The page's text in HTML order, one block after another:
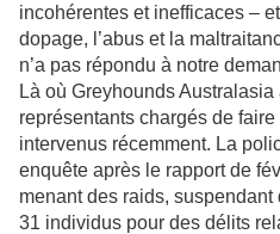
incohérentes et inefficaces –
dopage, l’abus et la
n’a pas répondu à notre
Là où Greyhounds
représentants chargés de
intervenus récemment. La
enquête après le rapport de
menant des raids,
31 individus pour des délits